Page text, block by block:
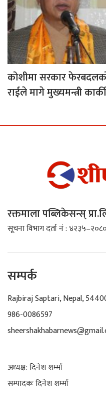
कोशीमा सरकार
राईले मागे मुख्यमन्त्री
रक्तमाला पब्लिकेसन्स्
सूचना विभाग दर्ता नं :
सम्पर्क
Rajbiraj Saptari, Nepal,
986-0086597
अध्यक्ष: दिनेश शर्म्मा
सम्पादकः दिनेश शर्म्मा